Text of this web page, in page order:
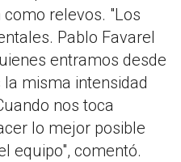
relevos. "Los
Pablo Favarel
entramos desde
misma intensidad
nos toca
lo mejor posible
equipo", comentó.